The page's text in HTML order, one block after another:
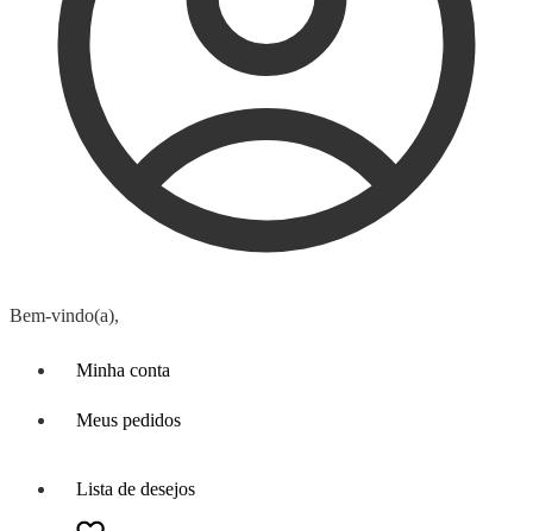
Bem-vindo(a),
Minha conta
Meus pedidos
Lista de desejos